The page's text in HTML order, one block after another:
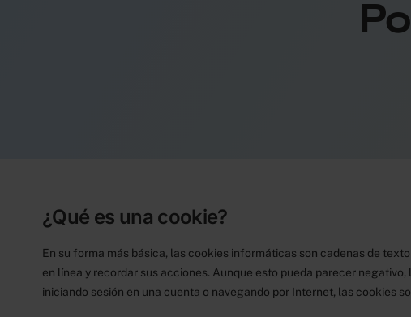
¿Qué es una cookie?
En su forma más básica, las cookies informáticas son cadenas de
en línea y recordar sus acciones. Aunque esto pueda parecer
iniciando sesión en una cuenta o navegando por Internet, las cookies